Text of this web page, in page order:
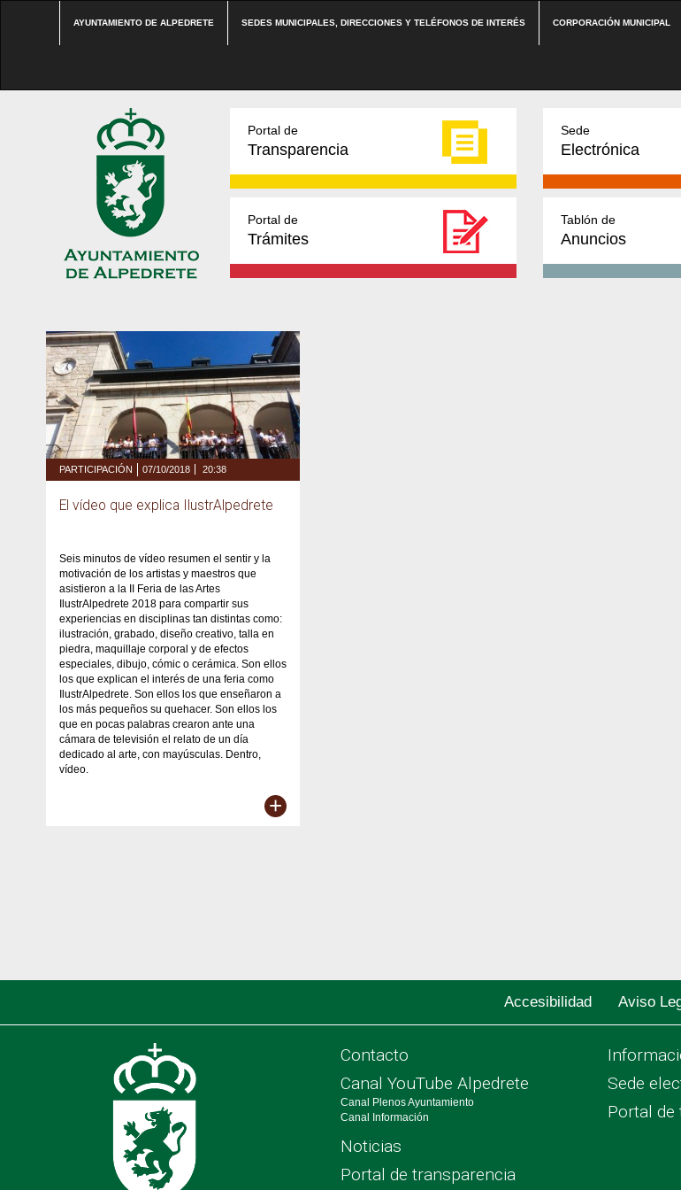
AYUNTAMIENTO DE ALPEDRETE SEDES MUNICIPALES, DIRECCIONES Y TELÉFONOS DE INTERÉS CORPORACIÓN MUNICIPAL
Portal de
Transparencia
Sede
Electrónica
Portal de
Trámites
Tablón de
Anuncios
PARTICIPACIÓN 07/10/2018 20:38
El vídeo que explica IlustrAlpedrete
Seis minutos de vídeo resumen el sentir y la
motivación de los artistas y maestros que
asistieron a la II Feria de las Artes
IlustrAlpedrete 2018 para compartir sus
experiencias en disciplinas tan distintas como:
ilustración, grabado, diseño creativo, talla en
piedra, maquillaje corporal y de efectos
especiales, dibujo, cómic o cerámica. Son ellos
los que explican el interés de una feria como
IlustrAlpedrete. Son ellos los que enseñaron a
los más pequeños su quehacer. Son ellos los
que en pocas palabras crearon ante una
cámara de televisión el relato de un día
dedicado al arte, con mayúsculas. Dentro,
vídeo.
+
Accesibilidad Aviso
Contacto
Canal YouTube Alpedrete
Canal Plenos Ayuntamiento
Canal Información
Noticias
Portal de transparencia
Sede
Portal de